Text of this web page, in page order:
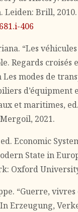
Leiden: Brill,
406
“Les
Regards croisés
Les modes de
d’équipment
et maritimes, ed.
2021.
Economic
State in
Oxford
“Guerre,
Erzeugung,